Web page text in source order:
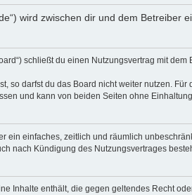
wird zwischen dir und dem Betreiber
schließt du einen Nutzungsvertrag mit
so darfst du das Board nicht weiter nutzen.
und kann von beiden Seiten ohne
ein einfaches, zeitlich und räumlich
nach Kündigung des Nutzungsvertrages
Inhalte enthält, die gegen geltendes Recht